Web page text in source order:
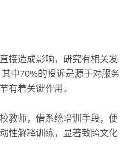
接造成影响，研究有相关发
中70%的投诉是源于对服务
有着关键作用。
教师，借系统培训手段，使
性解释训练，显著致跨文化